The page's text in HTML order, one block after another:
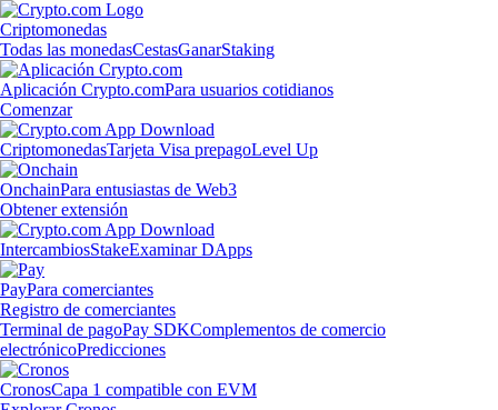
Criptomonedas
Todas las monedasCestasGanarStaking
Aplicación Crypto.comPara usuarios cotidianos
Comenzar
CriptomonedasTarjeta Visa prepagoLevel Up
OnchainPara entusiastas de Web3
Obtener extensión
IntercambiosStakeExaminar DApps
PayPara comerciantes
Registro de comerciantes
Terminal de pagoPay SDKComplementos de comercio
electrónicoPredicciones
CronosCapa 1 compatible con EVM